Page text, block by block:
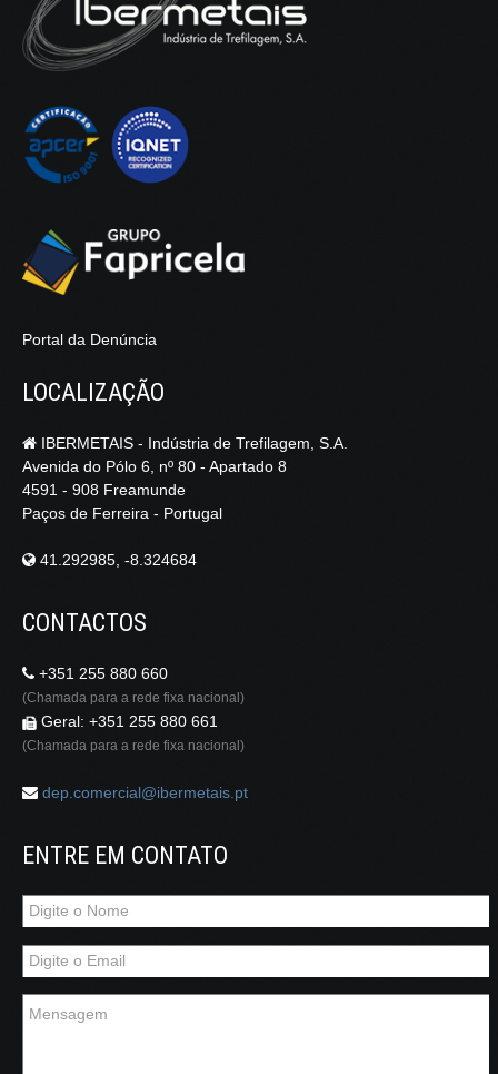
Portal da Denúncia
LOCALIZAÇÃO
IBERMETAIS - Indústria de Trefilagem, S.A.
Avenida do Pólo 6, nº 80 - Apartado 8
4591 - 908 Freamunde
Paços de Ferreira - Portugal
41.292985, -8.324684
CONTACTOS
+351 255 880 660
(Chamada para a rede fixa nacional)
Geral: +351 255 880 661
(Chamada para a rede fixa nacional)
dep.comercial@ibermetais.pt
ENTRE EM CONTATO